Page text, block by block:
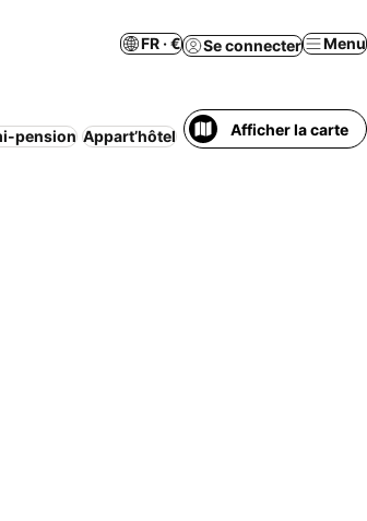
FR · € Se connecter Menu
pension Appart’hôtel Gîte rural Animaux
Afficher la carte
mes favoris